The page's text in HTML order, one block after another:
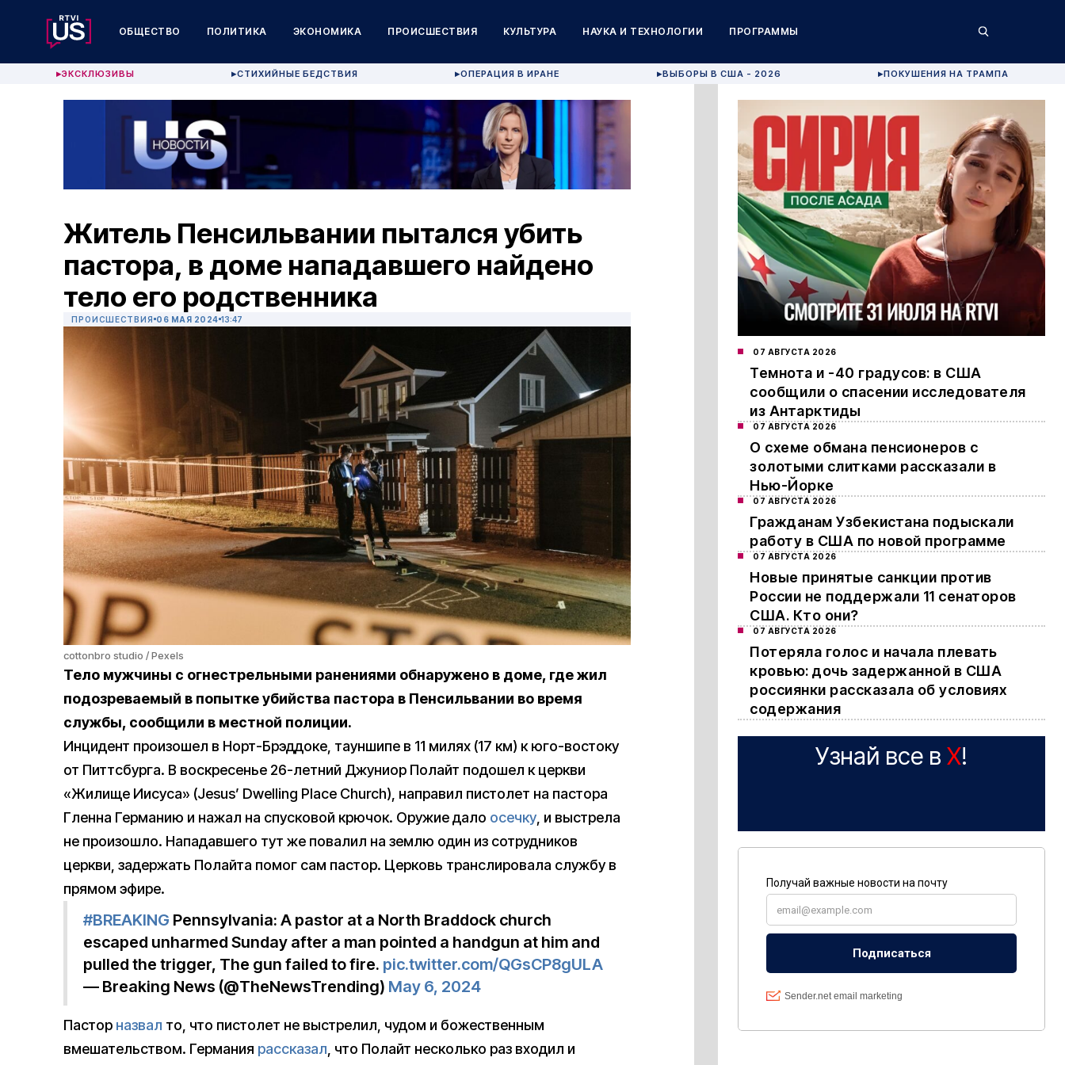
ОБЩЕСТВО ПОЛИТИКА ЭКОНОМИКА ПРОИСШЕСТВИЯ КУЛЬТУРА НАУКА И ТЕХНОЛОГИИ ПРОГРАММЫ
▶ЭКСКЛЮЗИВЫ ▶СТИХИЙНЫЕ БЕДСТВИЯ ▶ОПЕРАЦИЯ В ИРАНЕ ▶ВЫБОРЫ В США - 2026 ▶ПОКУШЕНИЯ НА ТРАМПА
Житель Пенсильвании пытался убить
пастора, в доме нападавшего найдено
тело его родственника
ПРОИСШЕСТВИЯ 06 МАЯ 2024 13:47
cottonbro studio / Pexels
Тело мужчины с огнестрельными ранениями обнаружено в доме, где жил
подозреваемый в попытке убийства пастора в Пенсильвании во время
службы, сообщили в местной полиции.
Инцидент произошел в Норт-Брэддоке, тауншипе в 11 милях (17 км) к юго-востоку
от Питтсбурга. В воскресенье 26-летний Джуниор Полайт подошел к церкви
«Жилище Иисуса» (Jesus’ Dwelling Place Church), направил пистолет на пастора
Гленна Германию и нажал на спусковой крючок. Оружие дало осечку, и выстрела
не произошло. Нападавшего тут же повалил на землю один из сотрудников
церкви, задержать Полайта помог сам пастор. Церковь транслировала службу в
прямом эфире.
#BREAKING Pennsylvania: A pastor at a North Braddock church
escaped unharmed Sunday after a man pointed a handgun at him and
pulled the trigger, The gun failed to fire. pic.twitter.com/QGsCP8gULA
— Breaking News (@TheNewsTrending) May 6, 2024
Пастор назвал то, что пистолет не выстрелил, чудом и божественным
вмешательством. Германия рассказал, что Полайт несколько раз входил и
07 АВГУСТА 2026
Темнота и -40 градусов: в США
сообщили о спасении исследователя
из Антарктиды
07 АВГУСТА 2026
О схеме обмана пенсионеров с
золотыми слитками рассказали в
Нью-Йорке
07 АВГУСТА 2026
Гражданам Узбекистана подыскали
работу в США по новой программе
07 АВГУСТА 2026
Новые принятые санкции против
России не поддержали 11 сенаторов
США. Кто они?
07 АВГУСТА 2026
Потеряла голос и начала плевать
кровью: дочь задержанной в США
россиянки рассказала об условиях
содержания
Узнай все в X!